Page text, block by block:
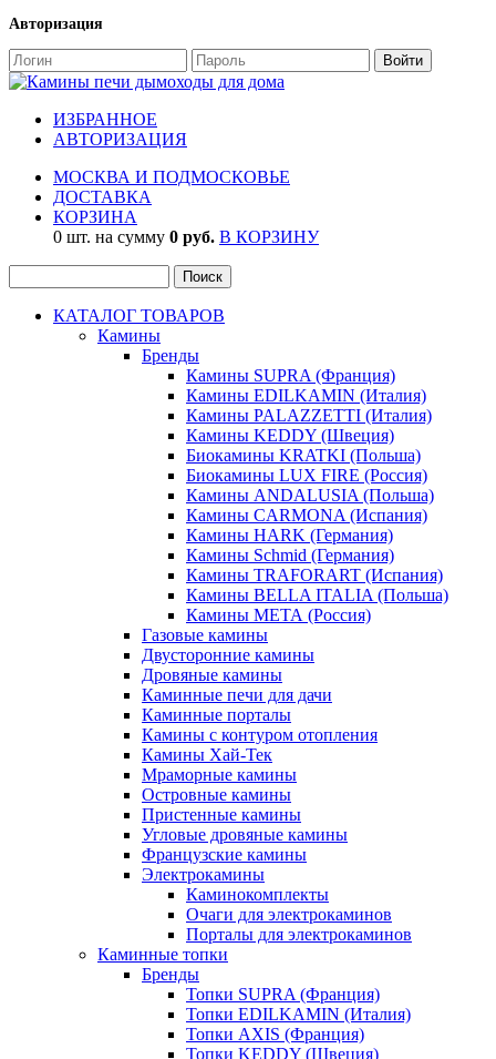
Авторизация
ИЗБРАННОЕ
АВТОРИЗАЦИЯ
МОСКВА И ПОДМОСКОВЬЕ
ДОСТАВКА
КОРЗИНА
0 шт. на сумму 0 руб. В КОРЗИНУ
КАТАЛОГ ТОВАРОВ
Камины
Бренды
Камины SUPRA (Франция)
Камины EDILKAMIN (Италия)
Камины PALAZZETTI (Италия)
Камины KEDDY (Швеция)
Биокамины KRATKI (Польша)
Биокамины LUX FIRE (Россия)
Камины ANDALUSIA (Польша)
Камины CARMONA (Испания)
Камины HARK (Германия)
Камины Schmid (Германия)
Камины TRAFORART (Испания)
Камины BELLA ITALIA (Польша)
Камины МЕТА (Россия)
Газовые камины
Двусторонние камины
Дровяные камины
Каминные печи для дачи
Каминные порталы
Камины с контуром отопления
Камины Хай-Тек
Мраморные камины
Островные камины
Пристенные камины
Угловые дровяные камины
Французские камины
Электрокамины
Каминокомплекты
Очаги для электрокаминов
Порталы для электрокаминов
Каминные топки
Бренды
Топки SUPRA (Франция)
Топки EDILKAMIN (Италия)
Топки AXIS (Франция)
Топки KEDDY (Швеция)